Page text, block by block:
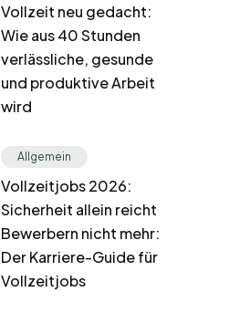
Vollzeit neu gedacht:
Wie aus 40 Stunden
verlässliche, gesunde
und produktive Arbeit
wird
Allgemein
Vollzeitjobs 2026:
Sicherheit allein reicht
Bewerbern nicht mehr:
Der Karriere-Guide für
Vollzeitjobs